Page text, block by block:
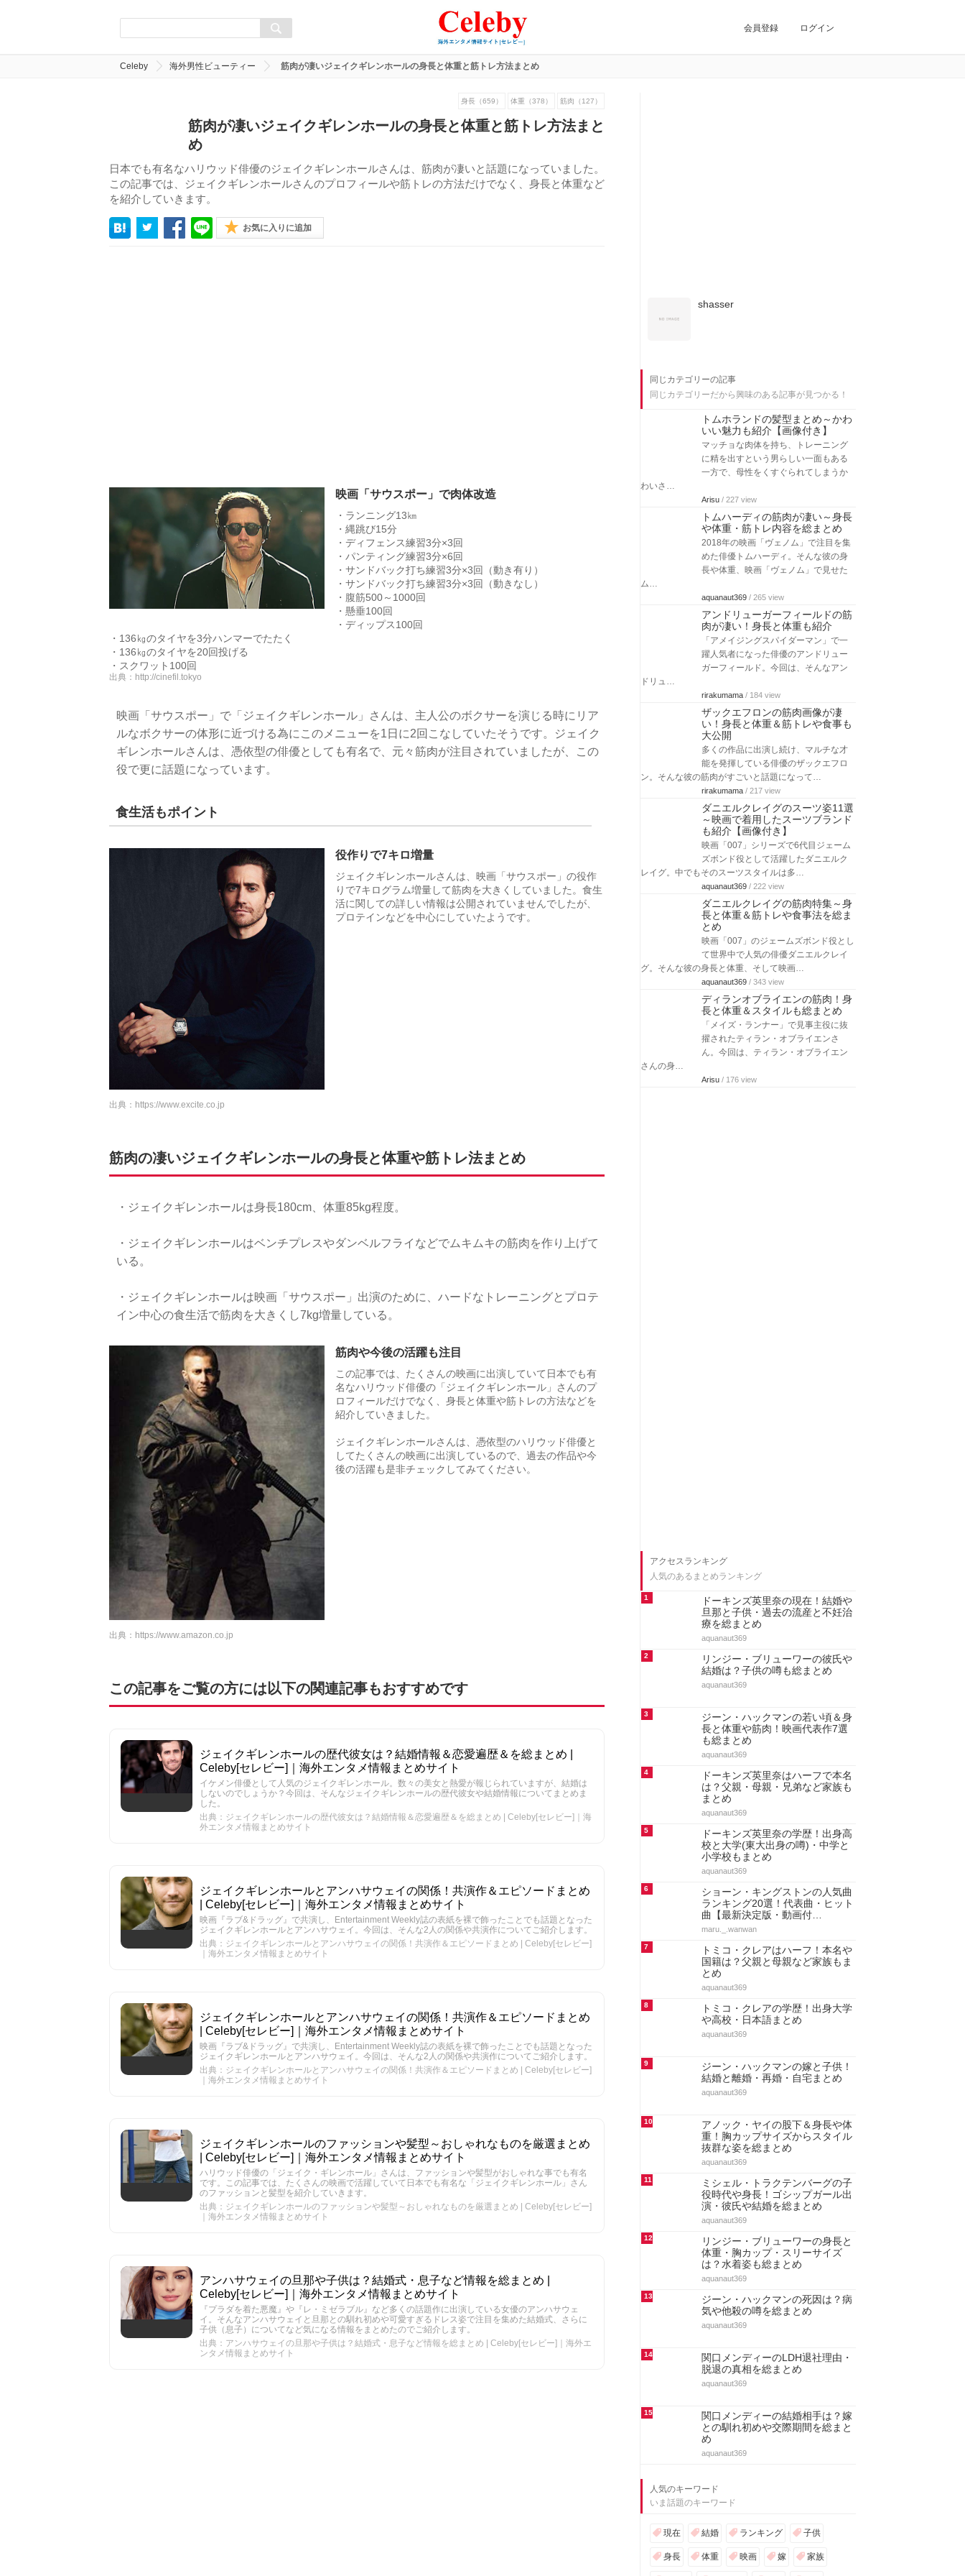
会員登録 ログイン
Celeby 海外男性ビューティー 筋肉が凄いジェイクギレンホールの身長と体重と筋トレ方法まとめ
身長（659） 体重（378） 筋肉（127）
筋肉が凄いジェイクギレンホールの身長と体重と筋トレ方法まと
め
日本でも有名なハリウッド俳優のジェイクギレンホールさんは、筋肉が凄いと話題になっていました。
この記事では、ジェイクギレンホールさんのプロフィールや筋トレの方法だけでなく、身長と体重など
を紹介していきます。
お気に入りに追加
映画「サウスポー」で肉体改造
・ランニング13㎞
・縄跳び15分
・ディフェンス練習3分×3回
・パンティング練習3分×6回
・サンドバック打ち練習3分×3回（動き有り）
・サンドバック打ち練習3分×3回（動きなし）
・腹筋500～1000回
・懸垂100回
・ディップス100回
・136㎏のタイヤを3分ハンマーでたたく
・136㎏のタイヤを20回投げる
・スクワット100回
出典： http://cinefil.tokyo
映画「サウスポー」で「ジェイクギレンホール」さんは、主人公のボクサーを演じる時にリア
ルなボクサーの体形に近づける為にこのメニューを1日に2回こなしていたそうです。ジェイク
ギレンホールさんは、憑依型の俳優としても有名で、元々筋肉が注目されていましたが、この
役で更に話題になっています。
食生活もポイント
役作りで7キロ増量
ジェイクギレンホールさんは、映画「サウスポー」の役作
りで7キログラム増量して筋肉を大きくしていました。食生
活に関しての詳しい情報は公開されていませんでしたが、
プロテインなどを中心にしていたようです。
出典： https://www.excite.co.jp
筋肉の凄いジェイクギレンホールの身長と体重や筋トレ法まとめ
・ジェイクギレンホールは身長180cm、体重85kg程度。
・ジェイクギレンホールはベンチプレスやダンベルフライなどでムキムキの筋肉を作り上げて
いる。
・ジェイクギレンホールは映画「サウスポー」出演のために、ハードなトレーニングとプロテ
イン中心の食生活で筋肉を大きくし7kg増量している。
筋肉や今後の活躍も注目
この記事では、たくさんの映画に出演していて日本でも有
名なハリウッド俳優の「ジェイクギレンホール」さんのプ
ロフィールだけでなく、身長と体重や筋トレの方法などを
紹介していきました。
ジェイクギレンホールさんは、憑依型のハリウッド俳優と
してたくさんの映画に出演しているので、過去の作品や今
後の活躍も是非チェックしてみてください。
出典： https://www.amazon.co.jp
この記事をご覧の方には以下の関連記事もおすすめです
ジェイクギレンホールの歴代彼女は？結婚情報＆恋愛遍歴＆を総まとめ |
Celeby[セレビー]｜海外エンタメ情報まとめサイト
イケメン俳優として人気のジェイクギレンホール。数々の美女と熱愛が報じられていますが、結婚は
しないのでしょうか？今回は、そんなジェイクギレンホールの歴代彼女や結婚情報についてまとめま
した。
出典：ジェイクギレンホールの歴代彼女は？結婚情報＆恋愛遍歴＆を総まとめ | Celeby[セレビー]｜海
外エンタメ情報まとめサイト
ジェイクギレンホールとアンハサウェイの関係！共演作＆エピソードまとめ
| Celeby[セレビー]｜海外エンタメ情報まとめサイト
映画『ラブ&ドラッグ』で共演し、Entertainment Weekly誌の表紙を裸で飾ったことでも話題となった
ジェイクギレンホールとアンハサウェイ。今回は、そんな2人の関係や共演作についてご紹介します。
出典：ジェイクギレンホールとアンハサウェイの関係！共演作＆エピソードまとめ | Celeby[セレビー]
｜海外エンタメ情報まとめサイト
ジェイクギレンホールとアンハサウェイの関係！共演作＆エピソードまとめ
| Celeby[セレビー]｜海外エンタメ情報まとめサイト
映画『ラブ&ドラッグ』で共演し、Entertainment Weekly誌の表紙を裸で飾ったことでも話題となった
ジェイクギレンホールとアンハサウェイ。今回は、そんな2人の関係や共演作についてご紹介します。
出典：ジェイクギレンホールとアンハサウェイの関係！共演作＆エピソードまとめ | Celeby[セレビー]
｜海外エンタメ情報まとめサイト
ジェイクギレンホールのファッションや髪型～おしゃれなものを厳選まとめ
| Celeby[セレビー]｜海外エンタメ情報まとめサイト
ハリウッド俳優の「ジェイク・ギレンホール」さんは、ファッションや髪型がおしゃれな事でも有名
です。この記事では、たくさんの映画で活躍していて日本でも有名な「ジェイクギレンホール」さん
のファッションと髪型を紹介していきます。
出典：ジェイクギレンホールのファッションや髪型～おしゃれなものを厳選まとめ | Celeby[セレビー]
｜海外エンタメ情報まとめサイト
アンハサウェイの旦那や子供は？結婚式・息子など情報を総まとめ |
Celeby[セレビー]｜海外エンタメ情報まとめサイト
『プラダを着た悪魔』や『レ・ミゼラブル』など多くの話題作に出演している女優のアンハサウェ
イ。そんなアンハサウェイと旦那との馴れ初めや可愛すぎるドレス姿で注目を集めた結婚式、さらに
子供（息子）についてなど気になる情報をまとめたのでご紹介します。
出典：アンハサウェイの旦那や子供は？結婚式・息子など情報を総まとめ | Celeby[セレビー]｜海外エ
ンタメ情報まとめサイト
shasser
同じカテゴリーの記事
同じカテゴリーだから興味のある記事が見つかる！
トムホランドの髪型まとめ～かわ
いい魅力も紹介【画像付き】
マッチョな肉体を持ち、トレーニング
に精を出すという男らしい一面もある
一方で、母性をくすぐられてしまうか
わいさ…
Arisu / 227 view
トムハーディの筋肉が凄い～身長
や体重・筋トレ内容を総まとめ
2018年の映画「ヴェノム」で注目を集
めた俳優トムハーディ。そんな彼の身
長や体重、映画「ヴェノム」で見せた
ム…
aquanaut369 / 265 view
アンドリューガーフィールドの筋
肉が凄い！身長と体重も紹介
「アメイジングスパイダーマン」で一
躍人気者になった俳優のアンドリュー
ガーフィールド。今回は、そんなアン
ドリュ…
rirakumama / 184 view
ザックエフロンの筋肉画像が凄
い！身長と体重＆筋トレや食事も
大公開
多くの作品に出演し続け、マルチな才
能を発揮している俳優のザックエフロ
ン。そんな彼の筋肉がすごいと話題になって…
rirakumama / 217 view
ダニエルクレイグのスーツ姿11選
～映画で着用したスーツブランド
も紹介【画像付き】
映画「007」シリーズで6代目ジェーム
ズボンド役として活躍したダニエルク
レイグ。中でもそのスーツスタイルは多…
aquanaut369 / 222 view
ダニエルクレイグの筋肉特集～身
長と体重＆筋トレや食事法を総ま
とめ
映画「007」のジェームズボンド役とし
て世界中で人気の俳優ダニエルクレイ
グ。そんな彼の身長と体重、そして映画…
aquanaut369 / 343 view
ディランオブライエンの筋肉！身
長と体重＆スタイルも総まとめ
「メイズ・ランナー」で見事主役に抜
擢されたティラン・オブライエンさ
ん。今回は、ティラン・オブライエン
さんの身…
Arisu / 176 view
アクセスランキング
人気のあるまとめランキング
1
ドーキンズ英里奈の現在！結婚や
旦那と子供・過去の流産と不妊治
療を総まとめ
aquanaut369
2
リンジー・ブリューワーの彼氏や
結婚は？子供の噂も総まとめ
aquanaut369
3
ジーン・ハックマンの若い頃＆身
長と体重や筋肉！映画代表作7選
も総まとめ
aquanaut369
4
ドーキンズ英里奈はハーフで本名
は？父親・母親・兄弟など家族も
まとめ
aquanaut369
5
ドーキンズ英里奈の学歴！出身高
校と大学(東大出身の噂)・中学と
小学校もまとめ
aquanaut369
6
ショーン・キングストンの人気曲
ランキング20選！代表曲・ヒット
曲【最新決定版・動画付…
maru._.wanwan
7
トミコ・クレアはハーフ！本名や
国籍は？父親と母親など家族もま
とめ
aquanaut369
8
トミコ・クレアの学歴！出身大学
や高校・日本語まとめ
aquanaut369
9
ジーン・ハックマンの嫁と子供！
結婚と離婚・再婚・自宅まとめ
aquanaut369
10
アノック・ヤイの股下＆身長や体
重！胸カップサイズからスタイル
抜群な姿を総まとめ
aquanaut369
11
ミシェル・トラクテンバーグの子
役時代や身長！ゴシップガール出
演・彼氏や結婚を総まとめ
aquanaut369
12
リンジー・ブリューワーの身長と
体重・胸カップ・スリーサイズ
は？水着姿も総まとめ
aquanaut369
13
ジーン・ハックマンの死因は？病
気や他殺の噂を総まとめ
aquanaut369
14
関口メンディーのLDH退社理由・
脱退の真相を総まとめ
aquanaut369
15
関口メンディーの結婚相手は？嫁
との馴れ初めや交際期間を総まと
め
aquanaut369
人気のキーワード
いま話題のキーワード
現在 結婚 ランキング 子供
身長 体重 映画 嫁 家族